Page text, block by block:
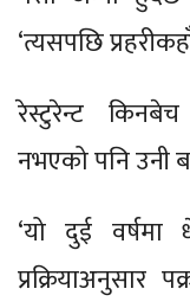
‘त्यसपछि
रेस्टुरेन्ट
नभएको पनि उनी
‘यो दुई